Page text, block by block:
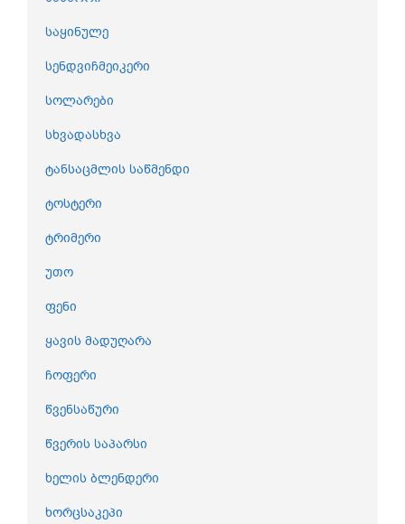
საყინულე
სენდვიჩმეიკერი
სოლარები
სხვადასხვა
ტანსაცმლის საწმენდი
ტოსტერი
ტრიმერი
უთო
ფენი
ყავის მადუღარა
ჩოფერი
წვენსაწური
წვერის საპარსი
ხელის ბლენდერი
ხორცსაკეპი